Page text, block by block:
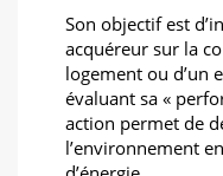
Son objectif est
acquéreur sur la
logement ou d’un
évaluant sa «
action permet de
l’environnement